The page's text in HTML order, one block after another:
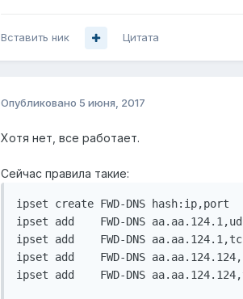
Вставить ник Цитата
Опубликовано 5 июня, 2017
Хотя нет, все работает.
Сейчас правила такие:
ipset create FWD-DNS hash:ip,port
ipset add    FWD-DNS
ipset add    FWD-DNS
ipset add    FWD-DNS
ipset add    FWD-DNS